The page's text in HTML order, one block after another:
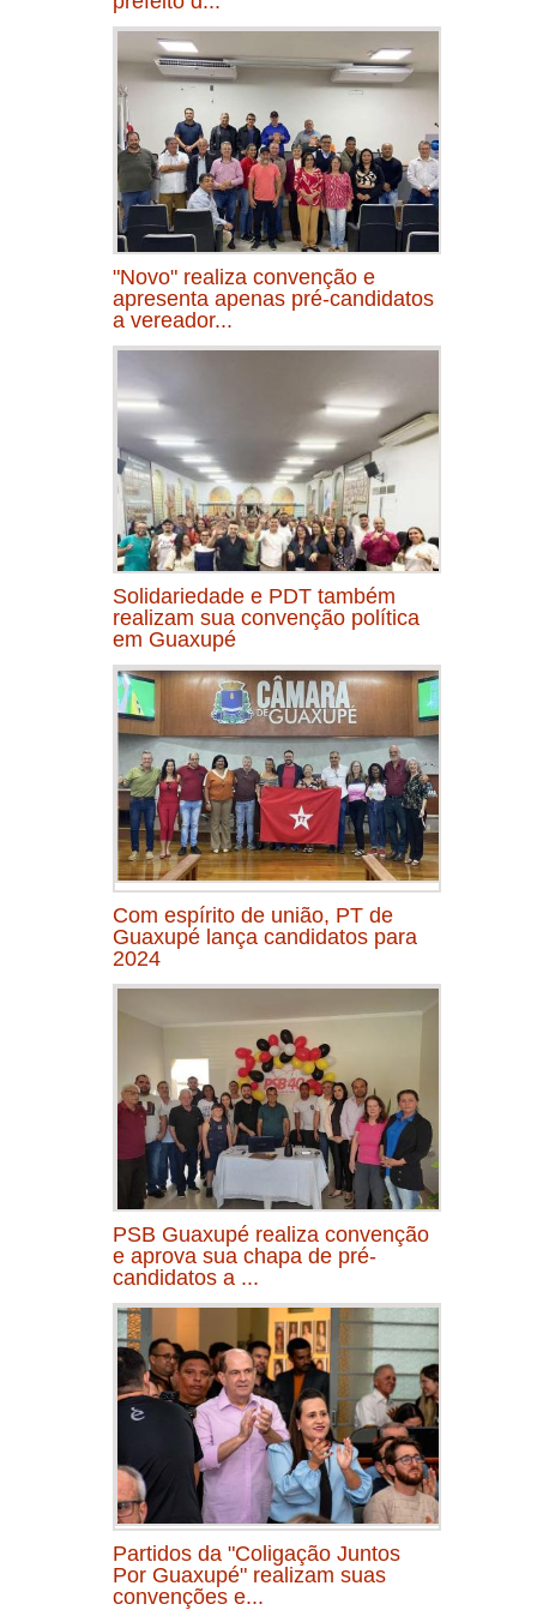
"Novo" realiza convenção e
apresenta apenas pré-candidatos
a vereador...
Solidariedade e PDT também
realizam sua convenção política
em Guaxupé
Com espírito de união, PT de
Guaxupé lança candidatos para
2024
PSB Guaxupé realiza convenção
e aprova sua chapa de pré-
candidatos a ...
Partidos da "Coligação Juntos
Por Guaxupé" realizam suas
convenções e...